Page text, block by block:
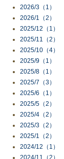
2026/3（1）
2026/1（2）
2025/12（1）
2025/11（2）
2025/10（4）
2025/9（1）
2025/8（1）
2025/7（3）
2025/6（1）
2025/5（2）
2025/4（2）
2025/3（2）
2025/1（2）
2024/12（1）
2024/11（2）